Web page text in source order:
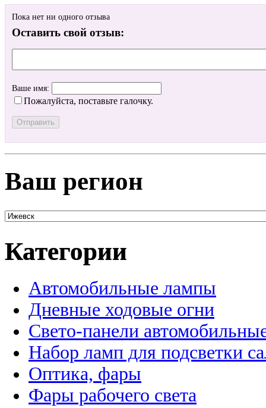
Пока нет ни одного отзыва
Оставить свой отзыв:
Ваше имя:
Пожалуйста, поставьте галочку.
Ваш регион
Категории
Автомобильные лампы
Дневные ходовые огни
Свето-панели
Набор ламп для подсветки
Оптика, фары
Фары рабочего света